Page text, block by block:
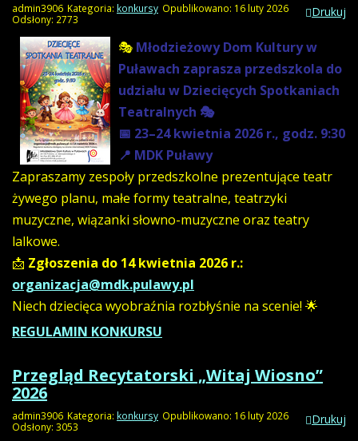
Drukuj
admin3906 Kategoria: konkursy Opublikowano: 16 luty 2026
Odsłony: 2773
🎭 Młodzieżowy Dom Kultury w
Puławach zaprasza przedszkola do
udziału w Dziecięcych Spotkaniach
Teatralnych 🎭
📅 23–24 kwietnia 2026 r., godz. 9:30
📍 MDK Puławy
Zapraszamy zespoły przedszkolne prezentujące teatr
żywego planu, małe formy teatralne, teatrzyki
muzyczne, wiązanki słowno-muzyczne oraz teatry
lalkowe.
📩 Zgłoszenia do 14 kwietnia 2026 r.:
organizacja@mdk.pulawy.pl
Niech dziecięca wyobraźnia rozbłyśnie na scenie! 🌟
REGULAMIN KONKURSU
Przegląd Recytatorski „Witaj Wiosno”
2026
Drukuj
admin3906 Kategoria: konkursy Opublikowano: 16 luty 2026
Odsłony: 3053